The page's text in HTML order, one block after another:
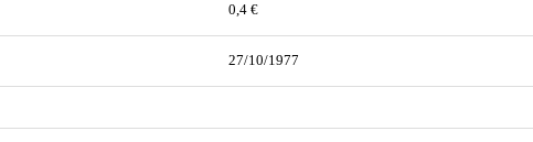
0,4 €
27/10/1977